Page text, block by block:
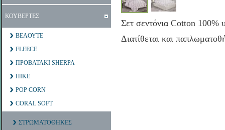
ΚΟΥΒΕΡΤΕΣ
ΒΕΛΟΥΤΕ
FLEECE
ΠΡΟΒΑΤΑΚΙ SHERPA
ΠΙΚΕ
POP CORN
CORAL SOFT
ΣΤΡΩΜΑΤΟΘΗΚΕΣ
Σετ σεντόνια Cotton 100%
Διατίθεται και